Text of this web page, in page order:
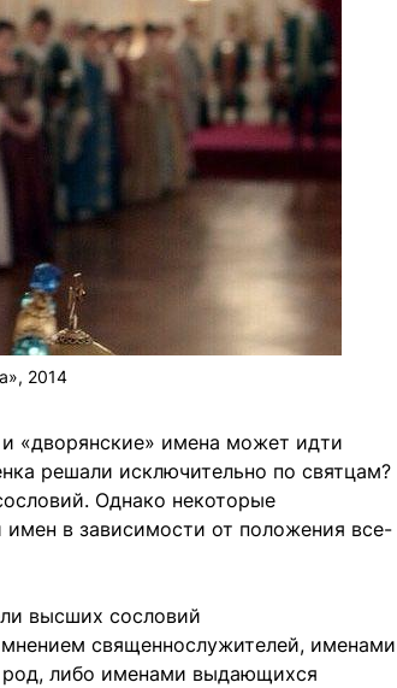
2014
«дворянские» имена может идти
решали исключительно по святцам?
Однако некоторые
в зависимости от положения все-
высших сословий
священнослужителей, именами
либо именами выдающихся